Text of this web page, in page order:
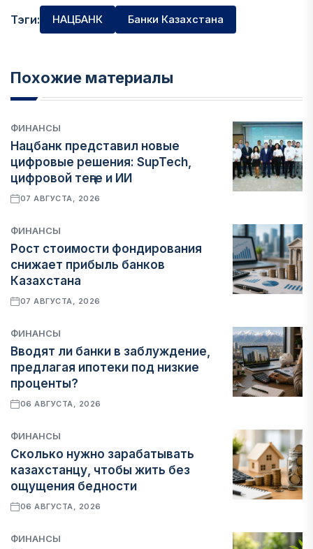
Тэги: НАЦБАНК Банки Казахстана
Похожие материалы
ФИНАНСЫ
Нацбанк представил новые
цифровые решения: SupTech,
цифровой теңге и ИИ
07 АВГУСТА, 2026
ФИНАНСЫ
Рост стоимости фондирования
снижает прибыль банков
Казахстана
07 АВГУСТА, 2026
ФИНАНСЫ
Вводят ли банки в заблуждение,
предлагая ипотеки под низкие
проценты?
06 АВГУСТА, 2026
ФИНАНСЫ
Сколько нужно зарабатывать
казахстанцу, чтобы жить без
ощущения бедности
06 АВГУСТА, 2026
ФИНАНСЫ